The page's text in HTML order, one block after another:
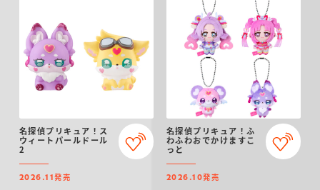
名探偵プリキュア！ス
ウィートパールドール
2
2026.11発売
名探偵プリキュア！ふ
わふわおでかけますこ
っと
2026.10発売